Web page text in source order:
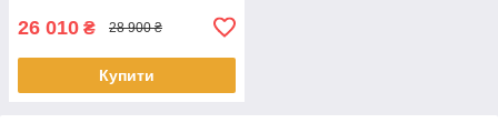
26 010 ₴ 28 900 ₴
Купити